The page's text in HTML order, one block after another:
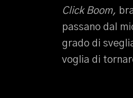
Click Boom,
passano dal
grado di
voglia di